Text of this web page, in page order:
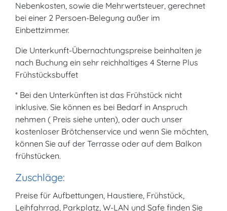
Nebenkosten, sowie die Mehrwertsteuer, gerechnet
bei einer 2 Persoen-Belegung außer im
Einbettzimmer.
Die Unterkunft-Übernachtungspreise beinhalten je
nach Buchung ein sehr reichhaltiges 4 Sterne Plus
Frühstücksbuffet
* Bei den Unterkünften ist das Frühstück nicht
inklusive. Sie können es bei Bedarf in Anspruch
nehmen ( Preis siehe unten), oder auch unser
kostenloser Brötchenservice und wenn Sie möchten,
können Sie auf der Terrasse oder auf dem Balkon
frühstücken.
Zuschläge:
Preise für Aufbettungen, Haustiere, Frühstück,
Leihfahrrad, Parkplatz, W-LAN und Safe finden Sie